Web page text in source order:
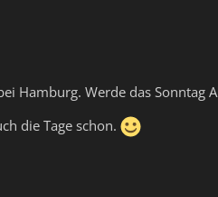
Hamburg. Werde das Sonntag
die Tage schon.